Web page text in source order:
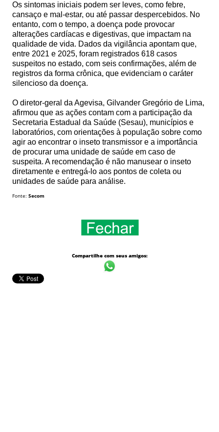
Os sintomas iniciais podem ser leves, como febre,
cansaço e mal-estar, ou até passar despercebidos. No
entanto, com o tempo, a doença pode provocar
alterações cardíacas e digestivas, que impactam na
qualidade de vida. Dados da vigilância apontam que,
entre 2021 e 2025, foram registrados 618 casos
suspeitos no estado, com seis confirmações, além de
registros da forma crônica, que evidenciam o caráter
silencioso da doença.
O diretor-geral da Agevisa, Gilvander Gregório de Lima,
afirmou que as ações contam com a participação da
Secretaria Estadual da Saúde (Sesau), municípios e
laboratórios, com orientações à população sobre como
agir ao encontrar o inseto transmissor e a importância
de procurar uma unidade de saúde em caso de
suspeita. A recomendação é não manusear o inseto
diretamente e entregá-lo aos pontos de coleta ou
unidades de saúde para análise.
Fonte: Secom
Compartilhe com seus amigos: